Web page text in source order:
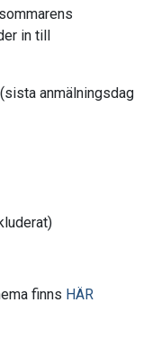
in till
(sista anmälningsdag
finns HÄR